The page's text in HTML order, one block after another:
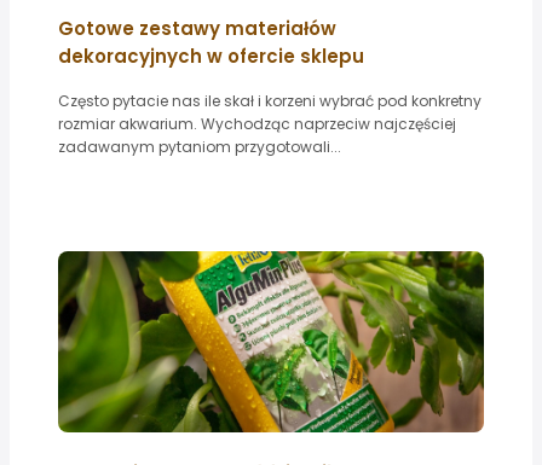
Gotowe zestawy materiałów
dekoracyjnych w ofercie sklepu
Często pytacie nas ile skał i korzeni wybrać pod konkretny
rozmiar akwarium. Wychodząc naprzeciw najczęściej
zadawanym pytaniom przygotowali...